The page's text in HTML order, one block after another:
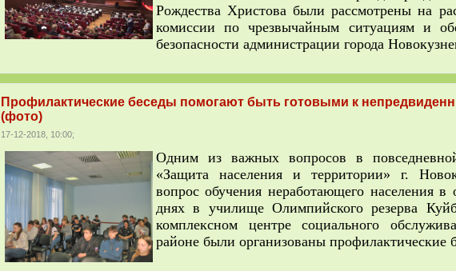
Рождества Христова были рассмотрены на
комиссии по чрезвычайным ситуациям и
безопасности администрации города
Профилактические беседы помогают быть готовыми к
(фото)
17-12-2018, 10:00;
Одним из важных вопросов в
«Защита населения и территории» г.
вопрос обучения неработающего населения
днях в училище Олимпийского резерва
комплексном центре социального
районе были организованы профилактические